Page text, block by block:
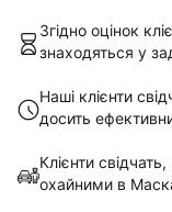
Згідно оцінок
знаходяться у
Наші клієнти
досить
Клієнти
охайними в